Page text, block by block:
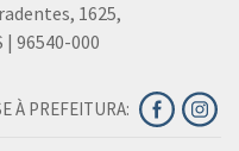
1625,
| 96540-000
À PREFEITURA: